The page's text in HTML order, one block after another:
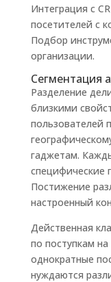
Интеграция с
посетителей с
Подбор
организации.
Сегментация
Разделение
близкими
пользователей
гаджетам.
специфические
Постижение
настроенный
Действенная
по поступкам
однократные
нуждаются